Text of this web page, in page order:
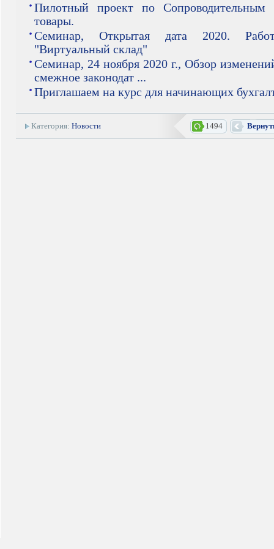
Пилотный проект по Сопроводительным
товары.
Семинар, Открытая дата 2020.
"Виртуальный склад"
Семинар, 24 ноября 2020 г., Обзор
смежное законодат ...
Приглашаем на курс для начинающих
1494
Категория: Новости